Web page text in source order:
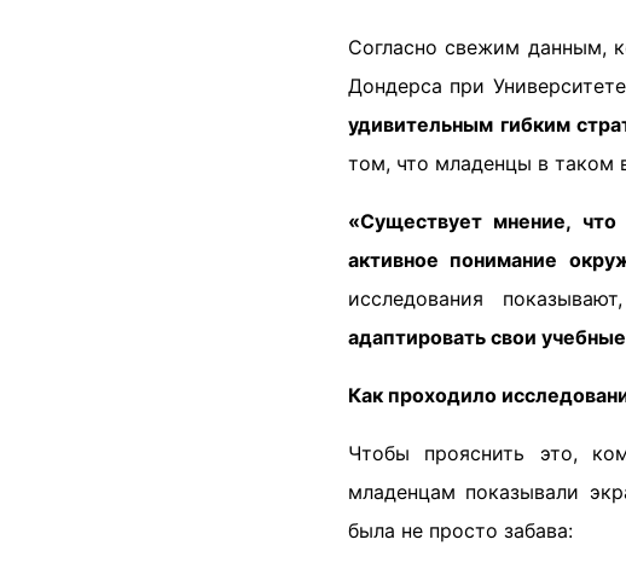
Согласно свежим данным,
Дондерса при
удивительным гибким
том, что младенцы в таком
«Существует мнение,
активное понимание
исследования
адаптировать свои
Как проходило
Чтобы прояснить это,
младенцам показывали
была не просто забава: